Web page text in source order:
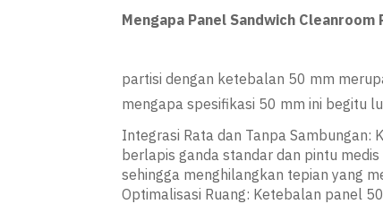
Mengapa Panel Sandwich
partisi dengan ketebalan 50 mm
mengapa spesifikasi 50 mm ini begitu
Integrasi Rata dan Tanpa
berlapis ganda standar dan pintu
sehingga menghilangkan tepian yang
Optimalisasi Ruang: Ketebalan panel